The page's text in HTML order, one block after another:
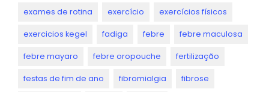
exames de rotina exercício exercícios físicos
exercicios kegel fadiga febre febre maculosa
febre mayaro febre oropouche fertilização
festas de fim de ano fibromialgia fibrose